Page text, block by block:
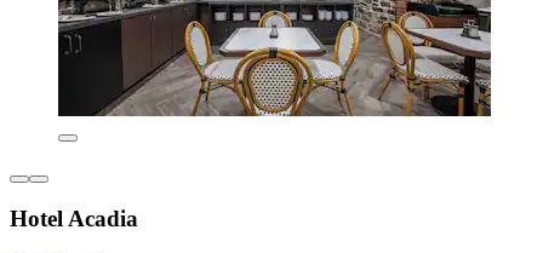
Hotel Acadia